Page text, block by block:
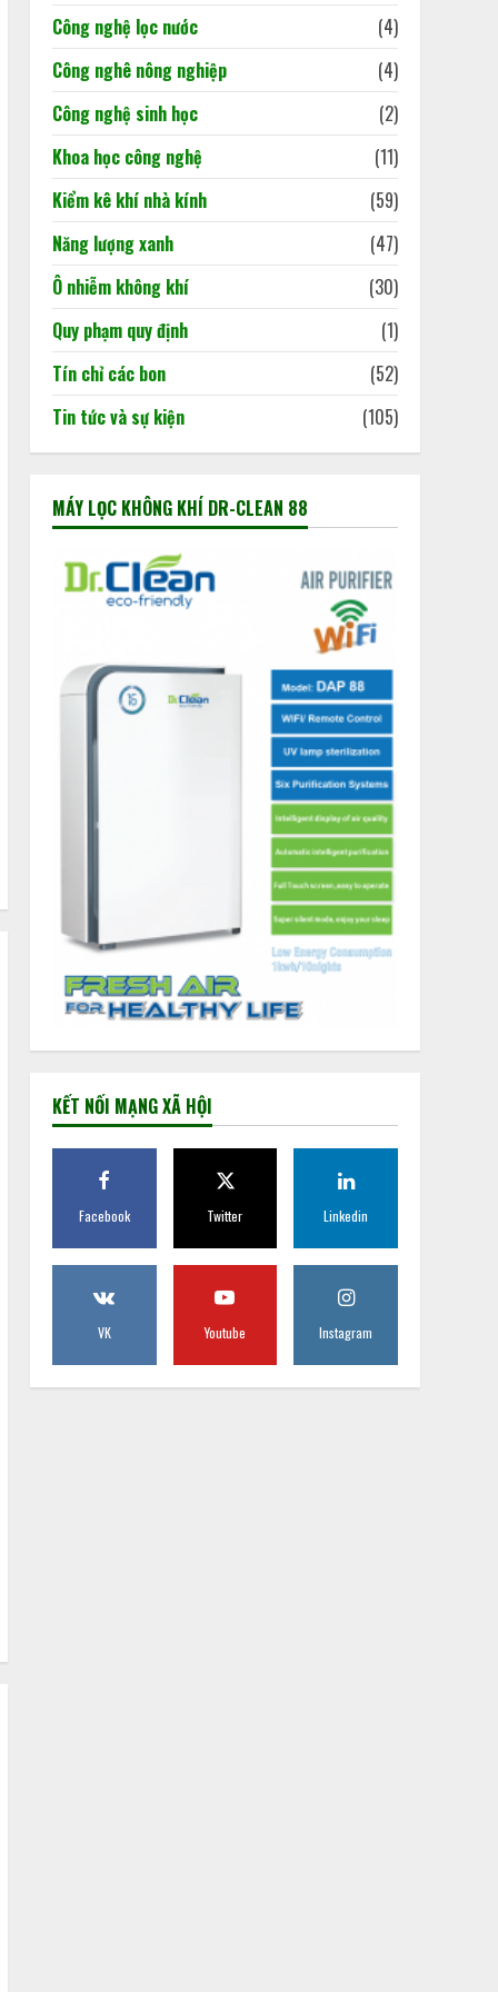
3
4
Báo cáo cập nhật tình hình
kinh tế Việt Nam
Công nghệ lọc nước
(4)
Công nghê nông nghiệp
(4)
Công nghệ sinh học
(2)
Khoa học công nghệ
(11)
Kiểm kê khí nhà kính
(59)
Năng lượng xanh
(47)
Ô nhiễm không khí
(30)
Quy phạm quy định
(1)
Tín chỉ các bon
(52)
Tin tức và sự kiện
(105)
MÁY LỌC KHÔNG KHÍ DR-CLEAN 88
KẾT NỐI MẠNG XÃ HỘI
Facebook Twitter Linkedin
VK Youtube Instagram